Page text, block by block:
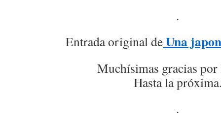
.
Entrada original deUna
Muchísimas gracias por
Hasta la
.